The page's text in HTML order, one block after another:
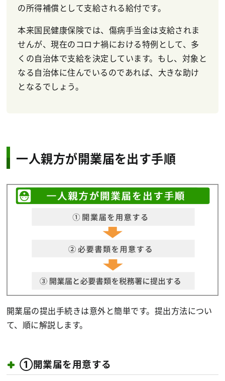
の所得補償として支給される給付です。
本来国民健康保険では、傷病手当金は支給されま
せんが、現在のコロナ禍における特例として、多
くの自治体で支給を決定しています。もし、対象と
なる自治体に住んでいるのであれば、大きな助け
となるでしょう。
一人親方が開業届を出す手順
開業届の提出手続きは意外と簡単です。提出方法につい
て、順に解説します。
①開業届を用意する